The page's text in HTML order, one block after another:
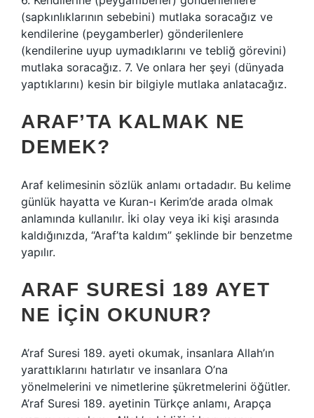
(sapkınlıklarının sebebini) mutlaka soracağız ve
kendilerine (peygamberler) gönderilenlere
(kendilerine uyup uymadıklarını ve tebliğ görevini)
mutlaka soracağız. 7. Ve onlara her şeyi (dünyada
yaptıklarını) kesin bir bilgiyle mutlaka anlatacağız.
ARAF’TA KALMAK NE
DEMEK?
Araf kelimesinin sözlük anlamı ortadadır. Bu kelime
günlük hayatta ve Kuran-ı Kerim’de arada olmak
anlamında kullanılır. İki olay veya iki kişi arasında
kaldığınızda, “Araf’ta kaldım” şeklinde bir benzetme
yapılır.
ARAF SURESI 189 AYET
NE IÇIN OKUNUR?
A’raf Suresi 189. ayeti okumak, insanlara Allah’ın
yarattıklarını hatırlatır ve insanlara O’na
yönelmelerini ve nimetlerine şükretmelerini öğütler.
A’raf Suresi 189. ayetinin Türkçe anlamı, Arapça